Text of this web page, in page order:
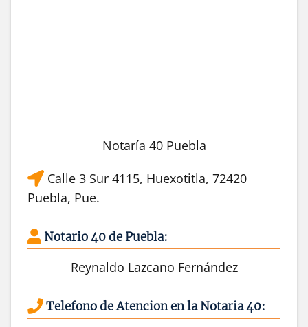
Notaría 40 Puebla
Calle 3 Sur 4115, Huexotitla, 72420
Puebla, Pue.
Notario 40 de Puebla:
Reynaldo Lazcano Fernández
Telefono de Atencion en la Notaria 40: